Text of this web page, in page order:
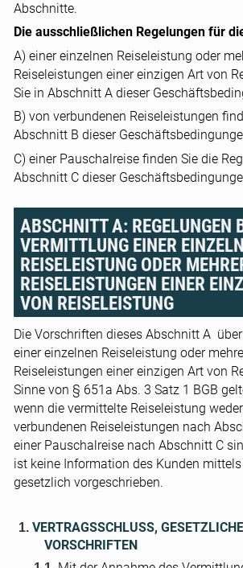
Abschnitte.
Die ausschließlichen Regelungen für
A) einer einzelnen Reiseleistung oder
Reiseleistungen einer einzigen Art von
Sie in Abschnitt A dieser
B) von verbundenen Reiseleistungen
Abschnitt B dieser
C) einer Pauschalreise finden Sie die
Abschnitt C dieser
ABSCHNITT A: REGELUNGEN
VERMITTLUNG EINER
REISELEISTUNG ODER
REISELEISTUNGEN EINER
VON REISELEISTUNG
Die Vorschriften dieses Abschnitt A
einer einzelnen Reiseleistung oder
Reiseleistungen einer einzigen Art von
Sinne von § 651a Abs. 3 Satz 1 BGB
wenn die vermittelte Reiseleistung
verbundenen Reiseleistungen nach
einer Pauschalreise nach Abschnitt C
ist keine Information des Kunden
gesetzlich vorgeschrieben.
VERTRAGSSCHLUSS, GESETZLICHE
VORSCHRIFTEN